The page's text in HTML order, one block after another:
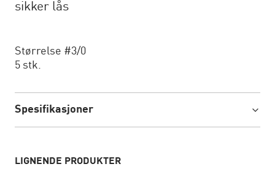
sikker lås
Størrelse #3/0
5 stk.
Spesifikasjoner
LIGNENDE PRODUKTER